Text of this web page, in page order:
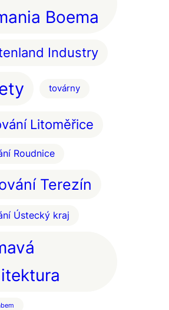
Boema
Industry
továrny
Litoměřice
Roudnice
Terezín
Ústecký kraj